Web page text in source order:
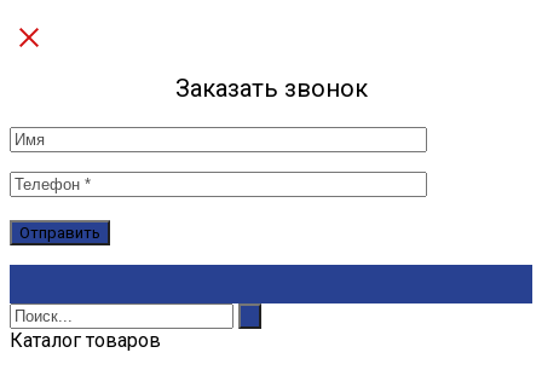
Заказать звонок
Каталог товаров